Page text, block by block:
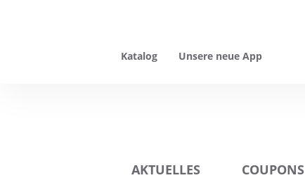
Katalog Unsere neue App
AKTUELLES COUPONS